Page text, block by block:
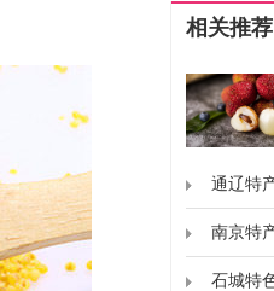
相关推荐
通辽特
南京特
石城特